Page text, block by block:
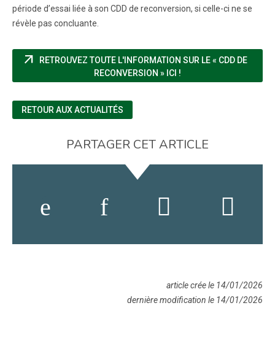
période d’essai liée à son CDD de reconversion, si celle-ci ne se
révèle pas concluante.
arrow_outward
RETROUVEZ TOUTE L'INFORMATION SUR LE « CDD DE
RECONVERSION » ICI !
RETOUR AUX ACTUALITÉS
PARTAGER CET ARTICLE
article crée le 14/01/2026
dernière modification le 14/01/2026